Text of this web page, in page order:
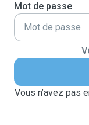
Mot de passe
Vous n’avez pas